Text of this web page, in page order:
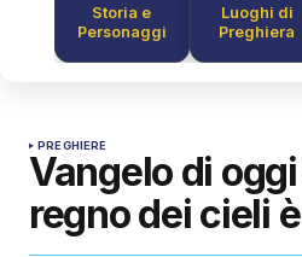
Storia e
Personaggi
Luoghi di
Preghiera
PREGHIERE
Vangelo di
regno dei cieli